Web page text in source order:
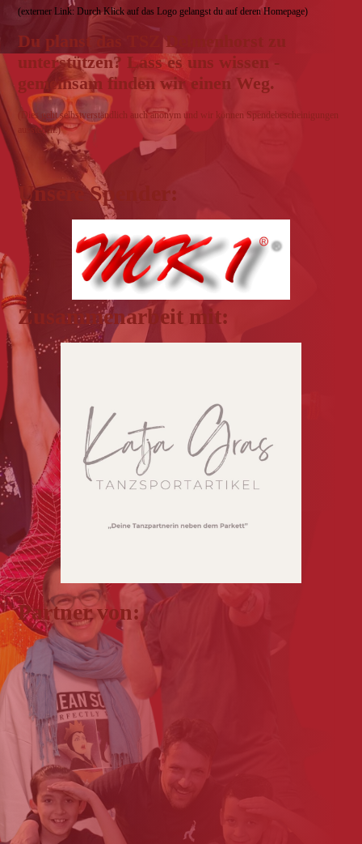
(externer Link: Durch Klick auf das Logo gelangst du auf deren Homepage)
Du planst das TSZ Delmenhorst zu
unterstützen? Lass es uns wissen -
gemeinsam finden wir einen Weg.
(Dies geht selbstverständlich auch anonym und wir können Spendebescheinigungen
ausstellen.)
Unsere Spender:
Zusammenarbeit mit:
Partner von: